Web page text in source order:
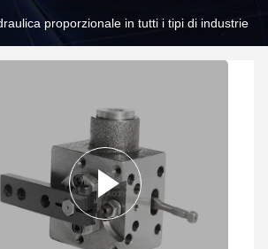
proporzionale in tutti i tipi di industrie